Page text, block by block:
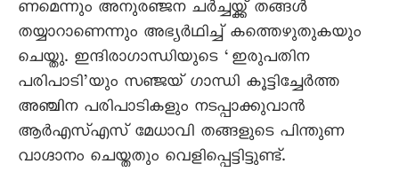
ണമെന്നും അനുരഞ്ജന ചർച്ചയ്ക്ക് തങ്ങൾ
തയ്യാറാണെന്നും അഭ്യർഥിച്ച് കത്തെഴുതുകയും
ചെയ്തു. ഇന്ദിരാഗാന്ധിയുടെ ‘ഇരുപതിന
പരിപാടി’യും സഞ്ജയ് ഗാന്ധി കൂട്ടിച്ചേർത്ത
അഞ്ചിന പരിപാടികളും നടപ്പാക്കുവാൻ
ആർഎസ്എസ് മേധാവി തങ്ങളുടെ പിന്തുണ
വാഗ്ദാനം ചെയ്തതും വെളിപ്പെട്ടിട്ടുണ്ട്.